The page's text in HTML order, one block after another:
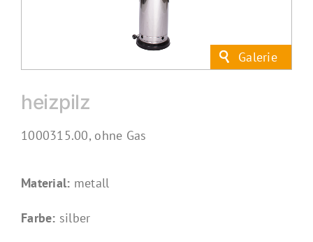
heizpilz
1000315.00, ohne Gas
Material: metall
Farbe: silber